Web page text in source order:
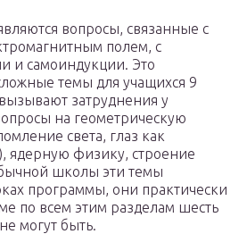
вопросы, связанные с
полем, с
и самоиндукции. Это
темы для учащихся 9
затруднения у
на геометрическую
света, глаз как
ядерную физику, строение
школы эти темы
программы, они практически
по всем этим разделам шесть
могут быть.